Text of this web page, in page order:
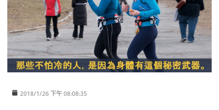
2018/1/26 下午 08:08:35